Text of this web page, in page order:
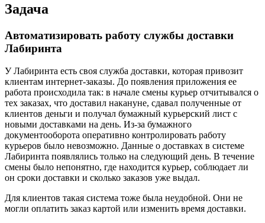
Задача
Автоматизировать работу службы доставки
Лабиринта
У Лабиринта есть своя служба доставки, которая привозит
клиентам интернет-заказы. До появления приложения ее
работа происходила так: в начале смены курьер отчитывался о
тех заказах, что доставил накануне, сдавал полученные от
клиентов деньги и получал бумажный курьерский лист с
новыми доставками на день. Из-за бумажного
документооборота оперативно контролировать работу
курьеров было невозможно. Данные о доставках в системе
Лабиринта появлялись только на следующий день. В течение
смены было непонятно, где находится курьер, соблюдает ли
он сроки доставки и сколько заказов уже выдал.
Для клиентов такая система тоже была неудобной. Они не
могли оплатить заказ картой или изменить время доставки.